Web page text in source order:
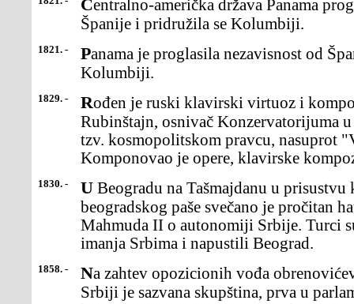
Centralno-američka država Panama proglasila je nezavisnost od
Španije i pridružila se Kolumbiji.
1821. - Panama je proglasila nezavisnost od Španije i pridružila se
Kolumbiji.
1829. - Rođen je ruski klavirski virtuoz i kompozitor Anton Grigorjevič
Rubinštajn, osnivač Konzervatorijuma
tzv. kosmopolitskom pravcu, nasuprot
Komponovao je opere, klavirske
1830. - U Beogradu na Tašmajdanu u prisustvu kneza Miloša i
beogradskog paše svečano je pročitan
Mahmuda II o autonomiji Srbije. Turci
imanja Srbima i napustili Beograd.
1858. - Na zahtev opozicionih vođa obrenovićevaca i liberala u kneževini
Srbiji je sazvana skupština, prva u